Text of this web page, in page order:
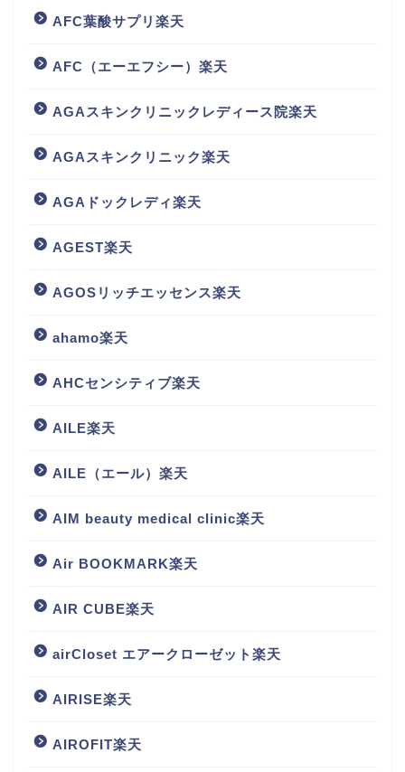
AFC葉酸サプリ楽天
AFC（エーエフシー）楽天
AGAスキンクリニックレディース院楽天
AGAスキンクリニック楽天
AGAドックレディ楽天
AGEST楽天
AGOSリッチエッセンス楽天
ahamo楽天
AHCセンシティブ楽天
AILE楽天
AILE（エール）楽天
AIM beauty medical clinic楽天
Air BOOKMARK楽天
AIR CUBE楽天
airCloset エアークローゼット楽天
AIRISE楽天
AIROFIT楽天